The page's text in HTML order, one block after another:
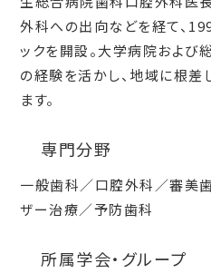
外科への出向などを経て、
ックを開設。大学病院および
の経験を活かし、地域に根
ます。
専門分野
一般歯科／口腔外科／審美
ザー治療／予防歯科
所属学会・グループ